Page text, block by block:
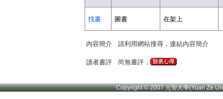
找書 圖書 在架上
內容簡介 請利用網站搜尋，連結內容簡介
讀者書評 尚無書評，
Copyright © 2007 元智大學(Yuan Ze